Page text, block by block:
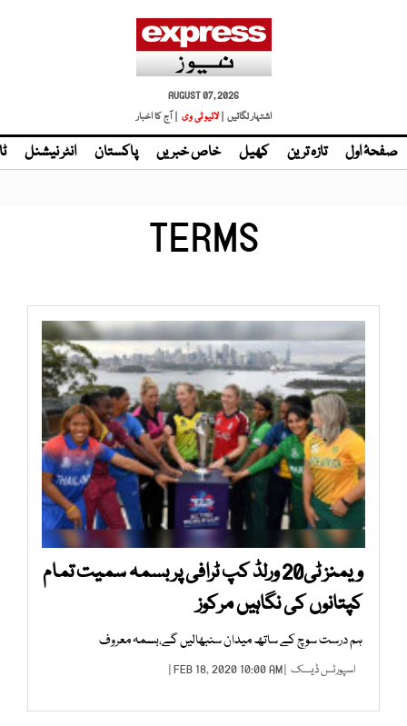
AUGUST 07, 2026
اشتہار لگائیں |
| آج کا اخبار
صفحۂ اول تازہ ترین کھیل خاص خبریں پاکستان انٹر نیشنل
TERMS
ویمنز ٹی20 ورلڈ کپ ٹرافی پر بسمہ سمیت تمام
کپتانوں کی نگاہیں مرکوز
ہم درست سوچ کے ساتھ میدان سنبھالیں گے،بسمہ معروف
اسپورٹس ڈیسک | FEB 18, 2020 10:00 AM |